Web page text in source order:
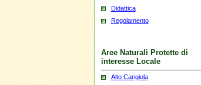
Didattica
Regolamento
Aree Naturali Protette di
interesse Locale
Alto Carigiola